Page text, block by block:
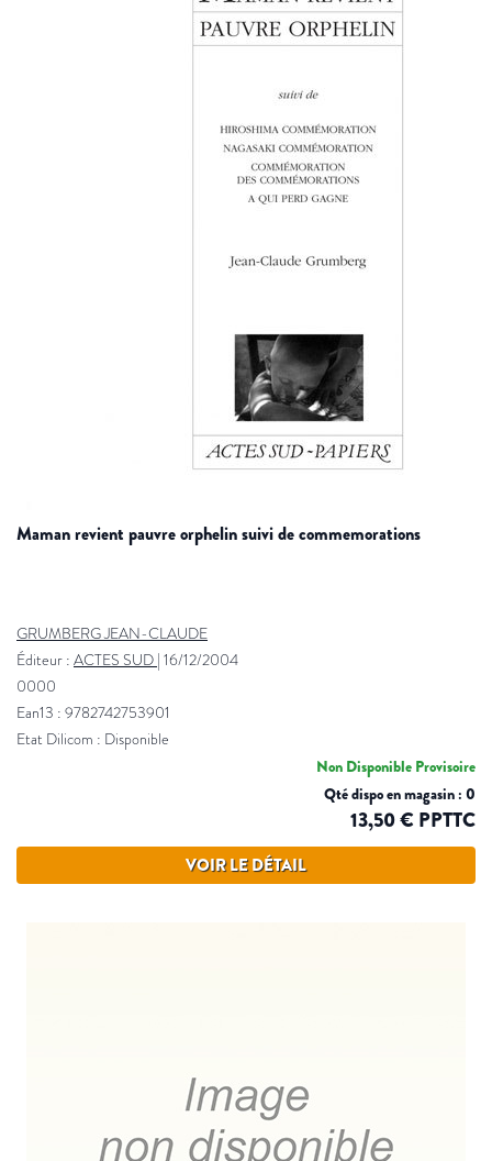
maman revient pauvre orphelin suivi de commemorations
GRUMBERG JEAN-CLAUDE
Éditeur : ACTES SUD 16/12/2004
0000
Ean13 : 9782742753901
Etat Dilicom : Disponible
Non Disponible Provisoire
Qté dispo en magasin : 0
13,50 € PPTTC
VOIR LE DÉTAIL